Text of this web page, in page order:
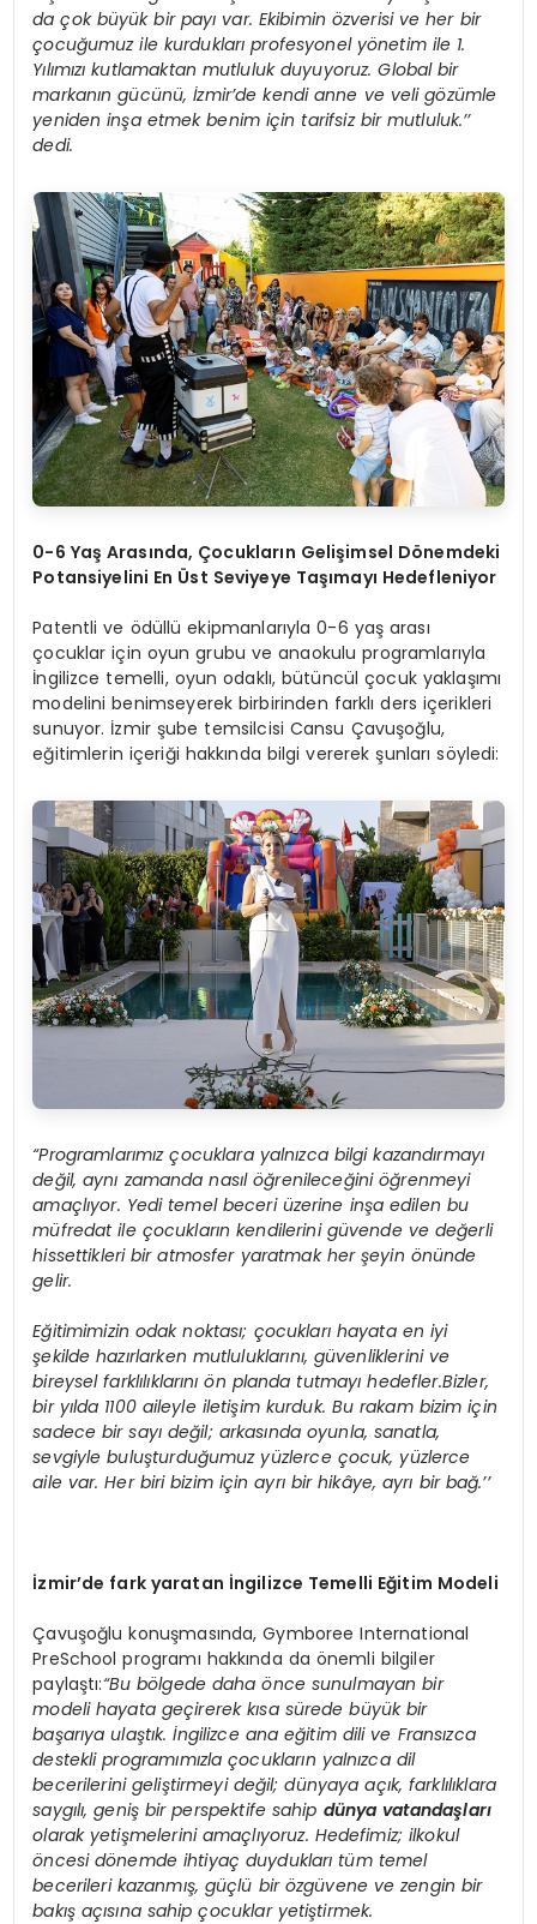
da çok büyük bir payı var. Ekibimin özverisi ve her bir
çocuğumuz ile kurdukları profesyonel yönetim ile 1.
Yılımızı kutlamaktan mutluluk duyuyoruz. Global bir
markanın gücünü, İzmir’de kendi anne ve veli gözümle
yeniden inşa etmek benim için tarifsiz bir mutluluk.’’
dedi.
0-6 Yaş Arasında, Çocukların Gelişimsel Dönemdeki
Potansiyelini En Üst Seviyeye Taşımayı Hedefleniyor
Patentli ve ödüllü ekipmanlarıyla 0-6 yaş arası
çocuklar için oyun grubu ve anaokulu programlarıyla
İngilizce temelli, oyun odaklı, bütüncül çocuk yaklaşımı
modelini benimseyerek birbirinden farklı ders içerikleri
sunuyor. İzmir şube temsilcisi Cansu Çavuşoğlu,
eğitimlerin içeriği hakkında bilgi vererek şunları söyledi:
“Programlarımız çocuklara yalnızca bilgi kazandırmayı
değil, aynı zamanda nasıl öğrenileceğini öğrenmeyi
amaçlıyor. Yedi temel beceri üzerine inşa edilen bu
müfredat ile çocukların kendilerini güvende ve değerli
hissettikleri bir atmosfer yaratmak her şeyin önünde
gelir.
Eğitimimizin odak noktası; çocukları hayata en iyi
şekilde hazırlarken mutluluklarını, güvenliklerini ve
bireysel farklılıklarını ön planda tutmayı hedefler.Bizler,
bir yılda 1100 aileyle iletişim kurduk. Bu rakam bizim için
sadece bir sayı değil; arkasında oyunla, sanatla,
sevgiyle buluşturduğumuz yüzlerce çocuk, yüzlerce
aile var. Her biri bizim için ayrı bir hikâye, ayrı bir bağ.’’
İzmir’de fark yaratan İngilizce Temelli Eğitim Modeli
Çavuşoğlu konuşmasında, Gymboree International
PreSchool programı hakkında da önemli bilgiler
paylaştı:“Bu bölgede daha önce sunulmayan bir
modeli hayata geçirerek kısa sürede büyük bir
başarıya ulaştık. İngilizce ana eğitim dili ve Fransızca
destekli programımızla çocukların yalnızca dil
becerilerini geliştirmeyi değil; dünyaya açık, farklılıklara
saygılı, geniş bir perspektife sahip dünya vatandaşları
olarak yetişmelerini amaçlıyoruz. Hedefimiz; ilkokul
öncesi dönemde ihtiyaç duydukları tüm temel
becerileri kazanmış, güçlü bir özgüvene ve zengin bir
bakış açısına sahip çocuklar yetiştirmek.